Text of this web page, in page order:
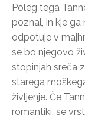
Poleg tega
poznal, in kje ga
odpotuje v
se bo njegovo
stopinjah sreča
starega
življenje. Če
romantiki, se